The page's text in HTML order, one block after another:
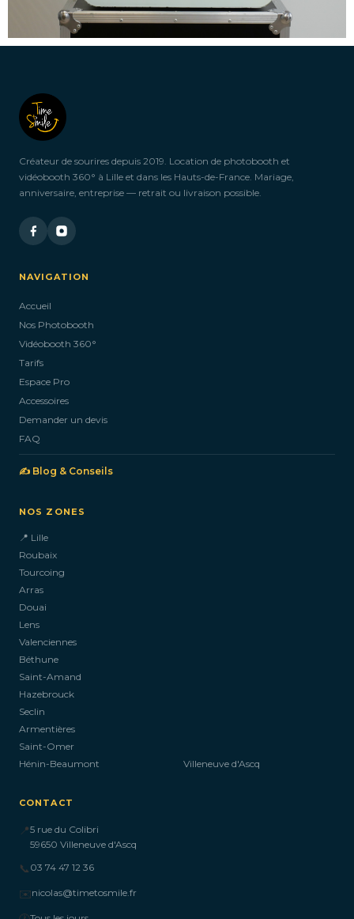
Créateur de sourires depuis 2019. Location de photobooth et
vidéobooth 360° à Lille et dans les Hauts-de-France. Mariage,
anniversaire, entreprise — retrait ou livraison possible.
NAVIGATION
Accueil
Nos Photobooth
Vidéobooth 360°
Tarifs
Espace Pro
Accessoires
Demander un devis
FAQ
✍️ Blog & Conseils
NOS ZONES
📍 Lille
Roubaix
Tourcoing
Arras
Douai
Lens
Valenciennes
Béthune
Saint-Amand
Hazebrouck
Seclin
Armentières
Saint-Omer
Hénin-Beaumont
Villeneuve d'Ascq
CONTACT
📍5 rue du Colibri
59650 Villeneuve d'Ascq
📞 03 74 47 12 36
✉️nicolas@timetosmile.fr